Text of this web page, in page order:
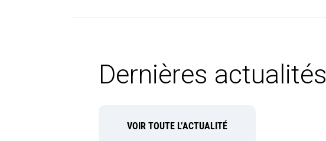
Dernières actualités
VOIR TOUTE L’ACTUALITÉ